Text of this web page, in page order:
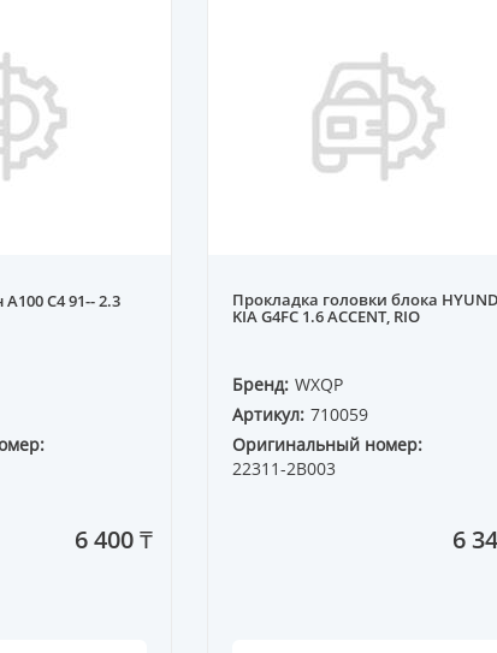
C4 91-- 2.3
6 400 ₸
Прокладка головки блока
KIA G4FC 1.6 ACCENT, RIO
Бренд: WXQP
Артикул: 710059
Оригинальный номер:
22311-2B003
6